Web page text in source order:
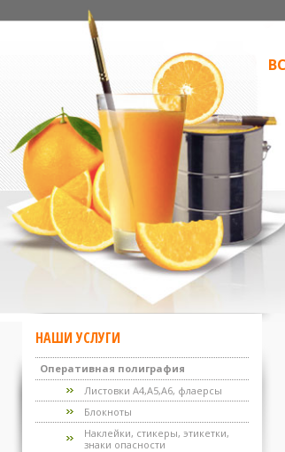
НАШИ УСЛУГИ
Оперативная полиграфия
Листовки А4,А5,А6, флаерсы
Блокноты
Наклейки, стикеры, этикетки,
знаки опасности